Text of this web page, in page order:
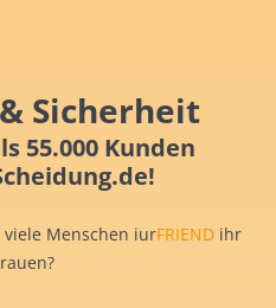
& Sicherheit
55.000 Kunden
viele Menschen iurFRIEND ihr